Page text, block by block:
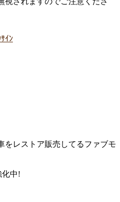
ｲﾝ
をレストア販売してるファブモ
化中!